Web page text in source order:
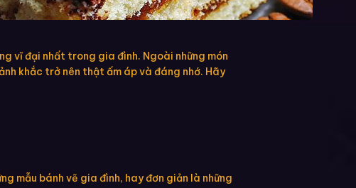
vĩ đại nhất trong gia đình. Ngoài những món
khắc trở nên thật ấm áp và đáng nhớ. Hãy
mẫu bánh vẽ gia đình, hay đơn giản là những